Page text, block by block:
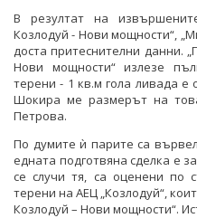
В резултат на
Козлодуй - Нови мощности“,
доста притеснителни данни.
Нови мощности“ излезе
терени - 1 кв.м гола ливада е
Шокира ме размерът на
Петрова.
По думите ѝ парите са
едната подготвяна сделка е
се случи тя, са оценени по
терени на АЕЦ „Козлодуй“,
Козлодуй – Нови мощности“.